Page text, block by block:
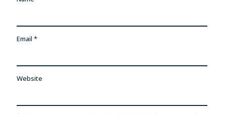
Email *
Website